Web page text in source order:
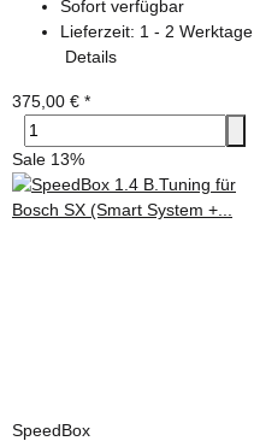
Sofort verfügbar
Lieferzeit: 1 - 2 Werktage
Details
375,00 € *
Sale 13%
SpeedBox